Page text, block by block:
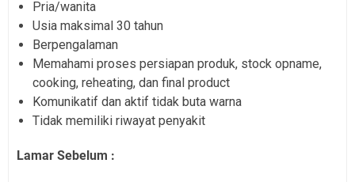
Pria/wanita
Usia maksimal 30 tahun
Berpengalaman
Memahami proses persiapan produk, stock opname,
cooking, reheating, dan final product
Komunikatif dan aktif tidak buta warna
Tidak memiliki riwayat penyakit
Lamar Sebelum :